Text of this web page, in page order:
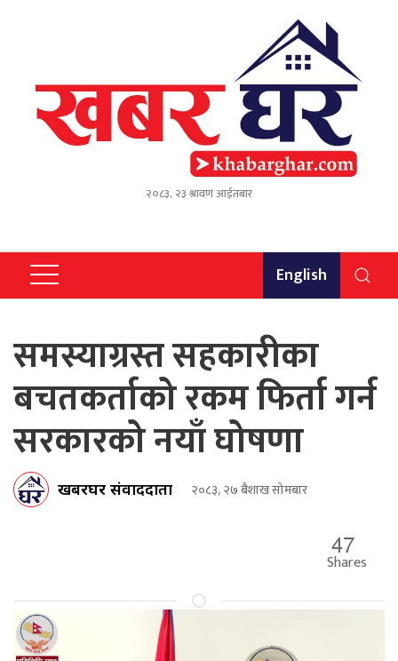
२०८३, २३ श्रावण आईतबार
English
समस्याग्रस्त सहकारीका
बचतकर्ताको रकम फिर्ता गर्न
सरकारको नयाँ घोषणा
खबरघर संवाददाता २०८३, २७ बैशाख सोमबार
47
Shares